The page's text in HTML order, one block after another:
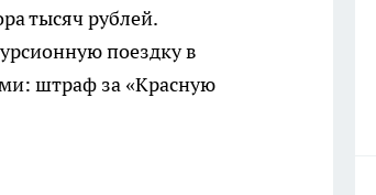
тысяч рублей.
поездку в
штраф за «Красную